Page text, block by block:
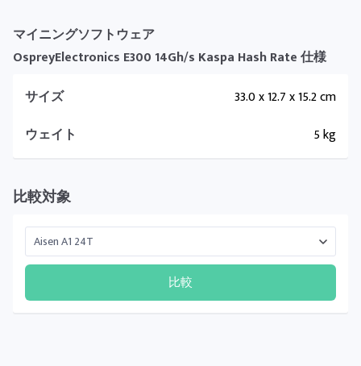
マイニングソフトウェア
OspreyElectronics E300 14Gh/s Kaspa Hash Rate 仕様
サイズ
33.0 x 12.7 x 15.2 cm
ウェイト
5 kg
比較対象
比較